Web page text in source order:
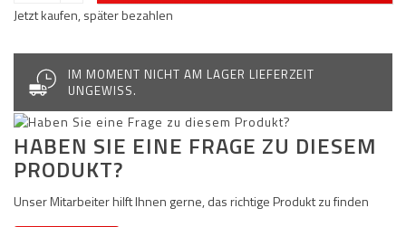
Jetzt kaufen, später bezahlen
IM MOMENT NICHT AM LAGER LIEFERZEIT
UNGEWISS.
HABEN SIE EINE FRAGE ZU DIESEM
PRODUKT?
Unser Mitarbeiter hilft Ihnen gerne, das richtige Produkt zu finden